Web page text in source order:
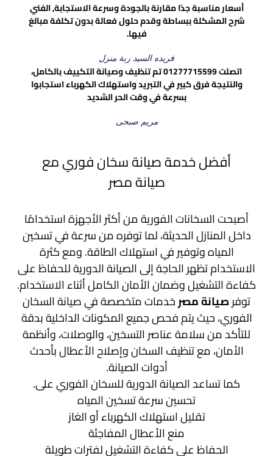
أسعار مناسبة جدًا مقارنة بالجودة وسرعة الاستجابة, الفني
شرح المشكلة ببساطة وقدم حلول فعالة بدون تكلفة مبالغ
فيها.
فريده السيد ربة منزل
اتصلت 01277715599 تم تنظيف وصيانة التكييف بالكامل،
والنتيجة فرق كبير في التبريد واستهلاك الكهرباء استجابوا
بسرعة في وقت الحر الشديد
مريم صبحى
أفضل خدمة صيانة سخان فوري مع
صيانة مصر
أصبحت السخانات الفورية من أكثر الأجهزة استخدامًا
داخل المنازل الحديثة، لما توفره من سرعة في تسخين
المياه وتوفير في استهلاك الطاقة. ومع كثرة
الاستخدام تظهر الحاجة إلى الصيانة الدورية للحفاظ على
كفاءة التشغيل وضمان الأمان الكامل أثناء الاستخدام.
توفرصيانة مصرخدمات متخصصة في صيانة السخان
الفوري، حيث يتم فحص جميع المكونات الداخلية بدقة
للتأكد من سلامة عناصر التسخين، والوصلات، وأنظمة
الأمان، مع تنظيف السخان وإصلاح الأعطال بأحدث
أدوات الصيانة.
كما تساعد الصيانة الدورية للسخان الفوري على.
تحسين سرعة تسخين المياه
تقليل استهلاك الكهرباء أو الغاز
منع الأعطال المفاجئة
الحفاظ على كفاءة التشغيل لفترات طويلة